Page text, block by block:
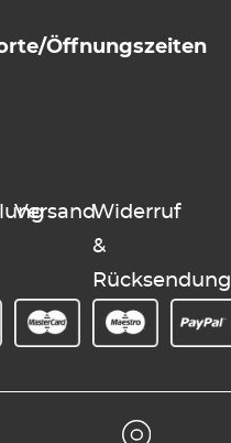
Öffnungszeiten
VersandWiderruf
&
Rücksendung